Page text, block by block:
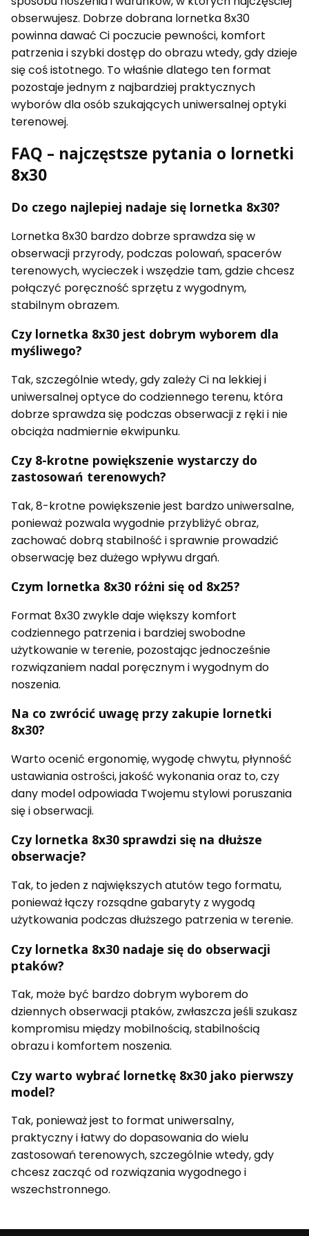
obserwujesz. Dobrze dobrana lornetka 8x30
powinna dawać Ci poczucie pewności, komfort
patrzenia i szybki dostęp do obrazu wtedy, gdy dzieje
się coś istotnego. To właśnie dlatego ten format
pozostaje jednym z najbardziej praktycznych
wyborów dla osób szukających uniwersalnej optyki
terenowej.
FAQ – najczęstsze pytania o lornetki
8x30
Do czego najlepiej nadaje się lornetka 8x30?
Lornetka 8x30 bardzo dobrze sprawdza się w
obserwacji przyrody, podczas polowań, spacerów
terenowych, wycieczek i wszędzie tam, gdzie chcesz
połączyć poręczność sprzętu z wygodnym,
stabilnym obrazem.
Czy lornetka 8x30 jest dobrym wyborem dla
myśliwego?
Tak, szczególnie wtedy, gdy zależy Ci na lekkiej i
uniwersalnej optyce do codziennego terenu, która
dobrze sprawdza się podczas obserwacji z ręki i nie
obciąża nadmiernie ekwipunku.
Czy 8-krotne powiększenie wystarczy do
zastosowań terenowych?
Tak, 8-krotne powiększenie jest bardzo uniwersalne,
ponieważ pozwala wygodnie przybliżyć obraz,
zachować dobrą stabilność i sprawnie prowadzić
obserwację bez dużego wpływu drgań.
Czym lornetka 8x30 różni się od 8x25?
Format 8x30 zwykle daje większy komfort
codziennego patrzenia i bardziej swobodne
użytkowanie w terenie, pozostając jednocześnie
rozwiązaniem nadal poręcznym i wygodnym do
noszenia.
Na co zwrócić uwagę przy zakupie lornetki
8x30?
Warto ocenić ergonomię, wygodę chwytu, płynność
ustawiania ostrości, jakość wykonania oraz to, czy
dany model odpowiada Twojemu stylowi poruszania
się i obserwacji.
Czy lornetka 8x30 sprawdzi się na dłuższe
obserwacje?
Tak, to jeden z największych atutów tego formatu,
ponieważ łączy rozsądne gabaryty z wygodą
użytkowania podczas dłuższego patrzenia w terenie.
Czy lornetka 8x30 nadaje się do obserwacji
ptaków?
Tak, może być bardzo dobrym wyborem do
dziennych obserwacji ptaków, zwłaszcza jeśli szukasz
kompromisu między mobilnością, stabilnością
obrazu i komfortem noszenia.
Czy warto wybrać lornetkę 8x30 jako pierwszy
model?
Tak, ponieważ jest to format uniwersalny,
praktyczny i łatwy do dopasowania do wielu
zastosowań terenowych, szczególnie wtedy, gdy
chcesz zacząć od rozwiązania wygodnego i
wszechstronnego.